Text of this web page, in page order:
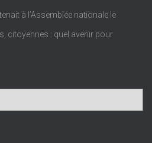
à l’Assemblée nationale le
citoyennes : quel avenir pour